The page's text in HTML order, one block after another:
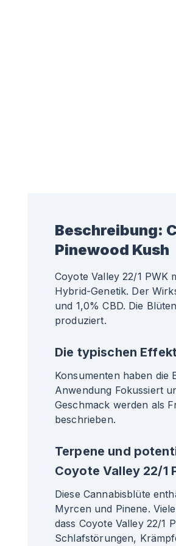
Beschreibung:
Pinewood Kush
Coyote Valley 22/1 PWK
Hybrid-Genetik. Der
und 1,0% CBD. Die
produziert.
Die typischen
Konsumenten haben die
Anwendung Fokussiert
Geschmack werden als
beschrieben.
Terpene und
Coyote Valley 22/1
Diese Cannabisblüte
Myrcen und Pinene.
dass Coyote Valley 22/1
Schlafstörungen,